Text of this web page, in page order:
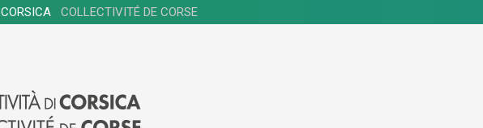
COLLECTIVITÉ DE CORSE